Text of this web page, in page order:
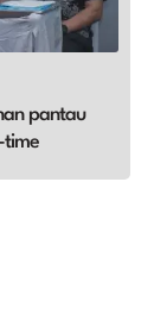
pantau
time